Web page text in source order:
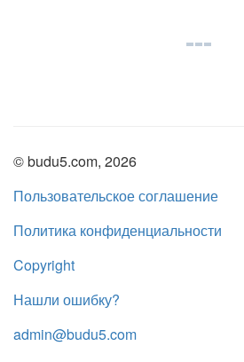
© budu5.com, 2026
Пользовательское соглашение
Политика конфиденциальности
Copyright
Нашли ошибку?
admin@budu5.com